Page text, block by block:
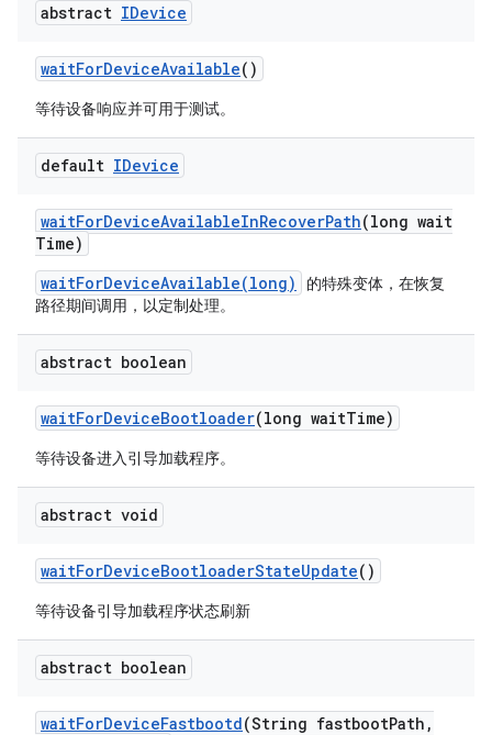
abstract IDevice
waitForDeviceAvailable()
等待设备响应并可用于测试。
default IDevice
waitForDeviceAvailableInRecoverPath(long wait
Time)
waitForDeviceAvailable(long)
的特殊变体，在恢复
路径期间调用，以定制处理。
abstract boolean
waitForDeviceBootloader(long waitTime)
等待设备进入引导加载程序。
abstract void
waitForDeviceBootloaderStateUpdate()
等待设备引导加载程序状态刷新
abstract boolean
waitForDeviceFastbootd(String fastbootPath ,